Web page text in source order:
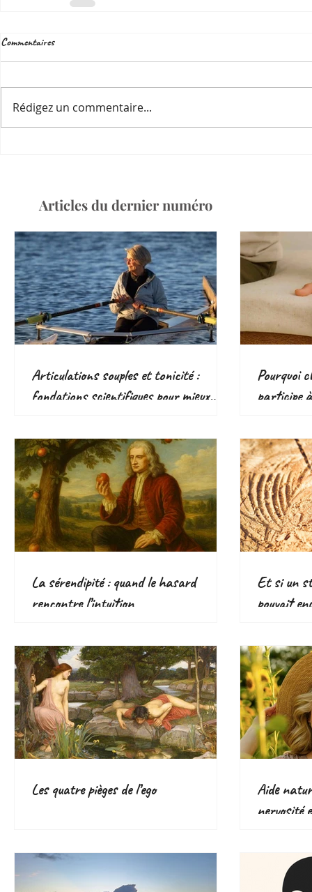
Commentaires
Rédigez un commentaire...
Articles du dernier numéro
Articulations souples et tonicité :
fondations scientifiques pour mieux
Pourquoi
participe
écologique
La sérendipité : quand le hasard
rencontre l’intuition
Et si un
pouvait
Les quatre pièges de l’ego
Aide
nervosité